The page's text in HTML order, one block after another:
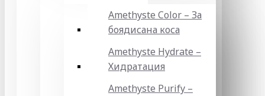
Amethyste Color – За
боядисана коса
Amethyste Hydrate –
Хидратация
Amethyste Purify –